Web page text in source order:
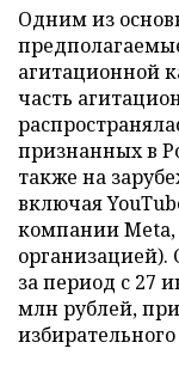
Одним из
агитационной
часть
признанных в
также на
включая
компании Meta,
организацией).
за период с 27
млн рублей,